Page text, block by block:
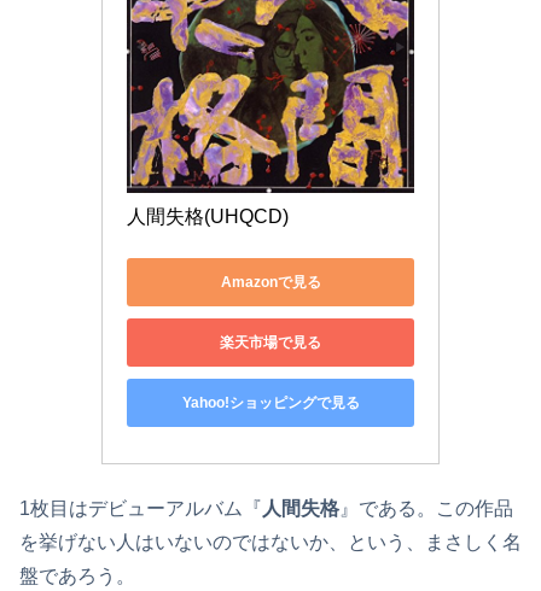
人間失格(UHQCD)
Amazonで見る
楽天市場で見る
Yahoo!ショッピングで見る
1枚目はデビューアルバム『 人間失格 』である。この作品
を挙げない人はいないのではないか、という、まさしく名
盤であろう。